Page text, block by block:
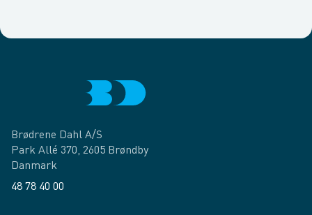
Brødrene Dahl A/S
Park Allé 370, 2605 Brøndby
Danmark
48 78 40 00